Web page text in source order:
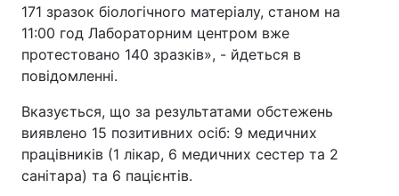
171 зразок біологічного матеріалу, станом на
11:00 год Лабораторним центром вже
протестовано 140 зразків», - йдеться в
повідомленні.
Вказується, що за результатами обстежень
виявлено 15 позитивних осіб: 9 медичних
працівників (1 лікар, 6 медичних сестер та 2
санітара) та 6 пацієнтів.